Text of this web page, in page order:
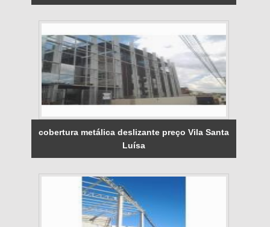
cobertura metálica deslizante preço Vila Santa
Luísa